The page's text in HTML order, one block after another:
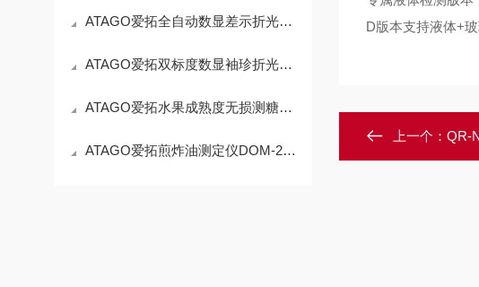
ATAGO爱拓全自动数显差示折光仪DD-7工作原理
ATAGO爱拓双标度数显袖珍折光仪PAL-BX/RI适用范围
ATAGO爱拓水果成熟度无损测糖仪PAL-HIKARi Ripeness工作原理
ATAGO爱拓煎炸油测定仪DOM-24操作使用
D版本支持液体+
上一个： QR-